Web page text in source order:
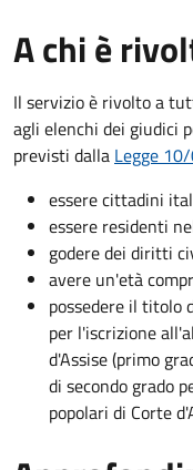
A chi è
Il servizio è rivolto a
agli elenchi dei giudici
previsti dalla Legge
essere cittadini
essere residenti
godere dei diritti
avere un'età
possedere il titolo
per l'iscrizione
d'Assise (primo
di secondo grado
popolari di Corte